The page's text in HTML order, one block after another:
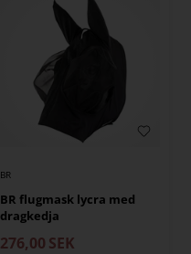
BR
BR flugmask lycra med
dragkedja
276,00 SEK